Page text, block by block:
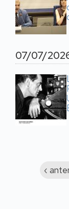
07/07/
Página
‹